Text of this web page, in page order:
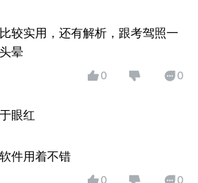
较实用，还有解析，跟考驾照一
晕
0 0
眼红
件用着不错
0 0